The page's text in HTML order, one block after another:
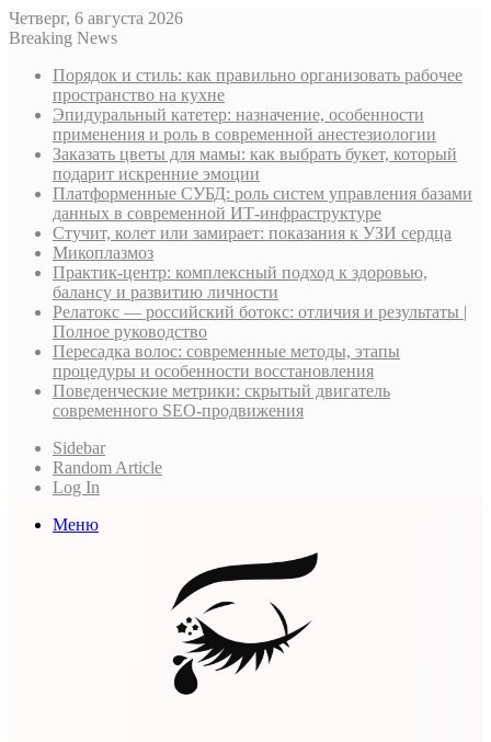
Четверг, 6 августа 2026
Breaking News
Порядок и стиль: как правильно организовать рабочее
пространство на кухне
Эпидуральный катетер: назначение, особенности
применения и роль в современной анестезиологии
Заказать цветы для мамы: как выбрать букет, который
подарит искренние эмоции
Платформенные СУБД: роль систем управления базами
данных в современной ИТ-инфраструктуре
Стучит, колет или замирает: показания к УЗИ сердца
Микоплазмоз
Практик-центр: комплексный подход к здоровью,
балансу и развитию личности
Релатокс — российский ботокс: отличия и результаты |
Полное руководство
Пересадка волос: современные методы, этапы
процедуры и особенности восстановления
Поведенческие метрики: скрытый двигатель
современного SEO-продвижения
Sidebar
Random Article
Log In
Меню